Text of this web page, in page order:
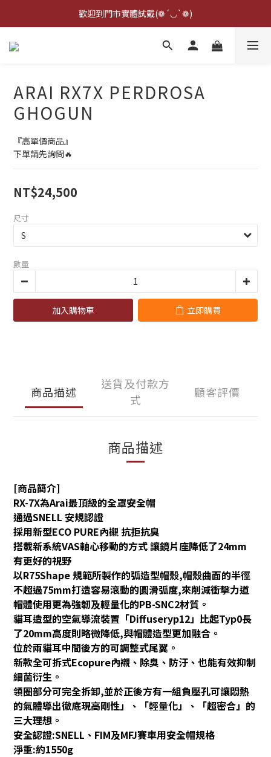
點擊右下方客服可詢問即時庫存☆*: .｡. o(≧▽≦)o .｡.:*☆
歡迎到門市實體試戴(❁´◡`❁)
雨衣盲盒現正開跑╰(*°▽°*)╯
ARAI RX7X PERDROSA
GHOGUN
『高單價商品』
下單請先詢問🔥
NT$24,500
尺寸
數量
加入購物車 立即購買
商品描述
送貨及付款方
式
顧客評價
商品描述
[商品簡介]
RX-7X為Arai最頂級的全罩安全帽
通過SNELL 安規認證
採用新型ECO PURE內襯 抗拒抗臭
搭載新系統VAS軸心移動的方式 讓鏡片座降低了24mm
有更好的視野
以R75Shape 規範所製作的弧造型帽殼,帽殼曲面的半徑
不超過75mm打造容易滾動的圆滑弧度,來削減衝擊力道
帽體使用更為強韌及輕量化的PB-SNC2材質。
貓耳造型的空氣導流裝置「Diffuseryp12」比起Typ0長
了20mm高度則略微降低,與帽體造型更加融合。
位於兩貓耳中間後方的可調整式尾翼。
新款全可拆式Ecopure內襯、除臭、防汙、也能有效抑制
細菌衍生。
領圈部分可完全拆卸,並於正後方有一組負壓孔可讓悶熱
的氣體導出徹底現高剛性」、「輕量化」、「超密合」的
三大理想。
安全認證:SNELL、FIM及MFJ賽車用安全帽規格
淨重:約1550g